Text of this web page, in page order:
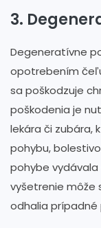
3.
Degeneratívne
opotrebením
sa poškodzuje
poškodenia je
lekára či zubára,
pohybu,
pohybe vydávala
vyšetrenie môže
odhalia prípadné